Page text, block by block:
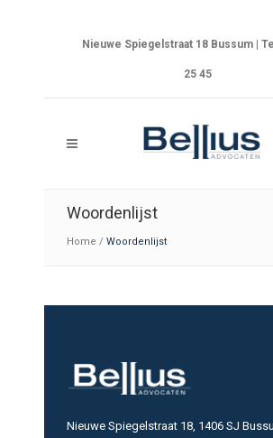
Nieuwe Spiegelstraat 18 Bussum |
25 45
Woordenlijst
Home / Woordenlijst
Nieuwe Spiegelstraat 18, 1406 SJ